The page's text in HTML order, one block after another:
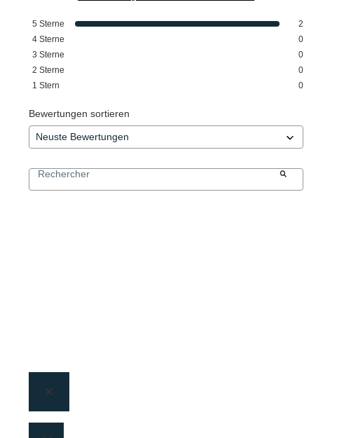
5 Sterne
2
4 Sterne
0
3 Sterne
0
2 Sterne
0
1 Stern 0
Bewertungen sortieren